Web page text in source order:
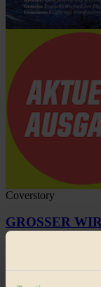
Coverstory
GROSSER
seine